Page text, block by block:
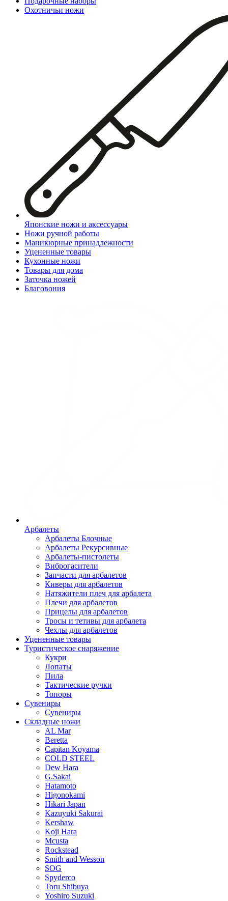
Охотничьи ножи
Японские ножи и аксессуары
Ножи ручной работы
Маникюрные принадлежности
Уцененные товары
Кухонные ножи
Товары для дома
Заточка ножей
Благовония
Арбалеты
Арбалеты Блочные
Арбалеты Рекурсивные
Арбалеты-пистолеты
Виброгасители
Запчасти для арбалетов
Киверы для арбалетов
Натяжители плеч для арбалета
Плечи для арбалетов
Прицелы для арбалетов
Тросы и тетивы для арбалета
Чехлы для арбалетов
Уцененные товары
Туристическое снаряжение
Кукри
Лопаты
Пила
Тактические ручки
Топоры
Сувениры
Сувениры
Складные ножи
AL Mar
Beretta
Capitan Koyama
COLD STEEL
Dew Hara
G.Sakai
Hatamoto
Higonokami
Hikari Japan
Kazuyuki Sakurai
Kershaw
Koji Hara
Mcusta
Rockstead
Smith and Wesson
SOG
Spyderco
Toru Shibuya
Yoshiro Suzuki